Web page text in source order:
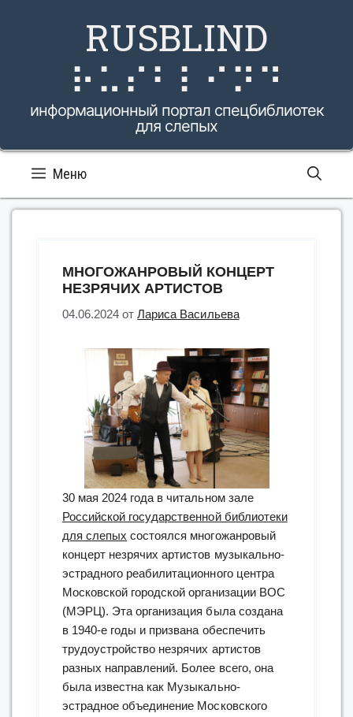
RUSBLIND
⠗⠥⠎⠃⠇⠊⠝⠙
информационный портал спецбиблиотек
для слепых
Меню
МНОГОЖАНРОВЫЙ КОНЦЕРТ
НЕЗРЯЧИХ АРТИСТОВ
04.06.2024 отЛариса Васильева
30 мая 2024 года в читальном зале
Российской государственной библиотеки
для слепых состоялся многожанровый
концерт незрячих артистов музыкально-
эстрадного реабилитационного центра
Московской городской организации ВОС
(МЭРЦ). Эта организация была создана
в 1940-е годы и призвана обеспечить
трудоустройство незрячих артистов
разных направлений. Более всего, она
была известна как Музыкально-
эстрадное объединение Московского